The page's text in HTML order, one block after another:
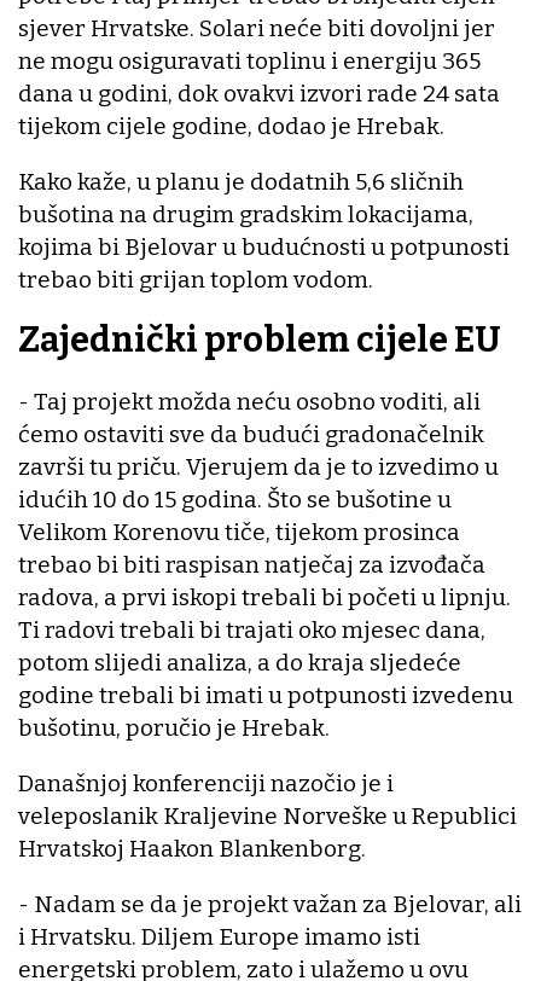
sjever Hrvatske. Solari neće biti dovoljni jer
ne mogu osiguravati toplinu i energiju 365
dana u godini, dok ovakvi izvori rade 24 sata
tijekom cijele godine, dodao je Hrebak.
Kako kaže, u planu je dodatnih 5,6 sličnih
bušotina na drugim gradskim lokacijama,
kojima bi Bjelovar u budućnosti u potpunosti
trebao biti grijan toplom vodom.
Zajednički problem cijele EU
- Taj projekt možda neću osobno voditi, ali
ćemo ostaviti sve da budući gradonačelnik
završi tu priču. Vjerujem da je to izvedimo u
idućih 10 do 15 godina. Što se bušotine u
Velikom Korenovu tiče, tijekom prosinca
trebao bi biti raspisan natječaj za izvođača
radova, a prvi iskopi trebali bi početi u lipnju.
Ti radovi trebali bi trajati oko mjesec dana,
potom slijedi analiza, a do kraja sljedeće
godine trebali bi imati u potpunosti izvedenu
bušotinu, poručio je Hrebak.
Današnjoj konferenciji nazočio je i
veleposlanik Kraljevine Norveške u Republici
Hrvatskoj Haakon Blankenborg.
- Nadam se da je projekt važan za Bjelovar, ali
i Hrvatsku. Diljem Europe imamo isti
energetski problem, zato i ulažemo u ovu